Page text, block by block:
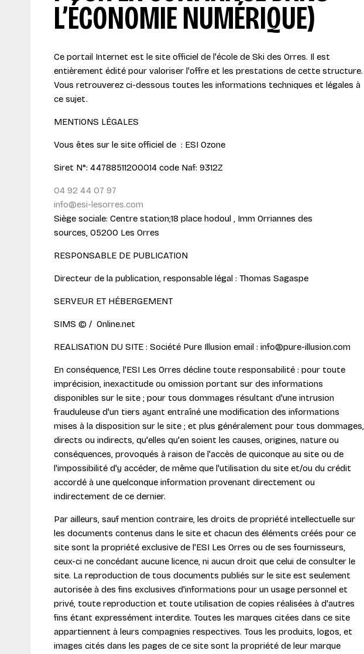
L’ÉCONOMIE NUMÉRIQUE)
Ce portail Internet est le site officiel de l'école de Ski des Orres. Il est
entièrement édité pour valoriser l'offre et les prestations de cette structure.
Vous retrouverez ci-dessous toutes les informations techniques et légales à
ce sujet.
MENTIONS LÉGALES
Vous êtes sur le site officiel de : ESI Ozone
Siret N°: 44788511200014 code Naf: 9312Z
04 92 44 07 97
info@esi-lesorres.com
Siège sociale: Centre station;18 place hodoul , Imm Orriannes des
sources, 05200 Les Orres
RESPONSABLE DE PUBLICATION
Directeur de la publication, responsable légal : Thomas Sagaspe
SERVEUR ET HÉBERGEMENT
SIMS © / Online.net
REALISATION DU SITE : Société Pure Illusion email : info@pure-illusion.com
En conséquence, l'ESI Les Orres décline toute responsabilité : pour toute
imprécision, inexactitude ou omission portant sur des informations
disponibles sur le site ; pour tous dommages résultant d'une intrusion
frauduleuse d'un tiers ayant entraîné une modification des informations
mises à la disposition sur le site ; et plus généralement pour tous dommages,
directs ou indirects, qu'elles qu'en soient les causes, origines, nature ou
conséquences, provoqués à raison de l'accès de quiconque au site ou de
l'impossibilité d'y accéder, de même que l'utilisation du site et/ou du crédit
accordé à une quelconque information provenant directement ou
indirectement de ce dernier.
Par ailleurs, sauf mention contraire, les droits de propriété intellectuelle sur
les documents contenus dans le site et chacun des éléments créés pour ce
site sont la propriété exclusive de l'ESI Les Orres ou de ses fournisseurs,
ceux-ci ne concédant aucune licence, ni aucun droit que celui de consulter le
site. La reproduction de tous documents publiés sur le site est seulement
autorisée à des fins exclusives d'informations pour un usage personnel et
privé, toute reproduction et toute utilisation de copies réalisées à d'autres
fins étant expressément interdite. Toutes les marques citées dans ce site
appartiennent à leurs compagnies respectives. Tous les produits, logos, et
images cités dans les pages de ce site sont la propriété de leur marque